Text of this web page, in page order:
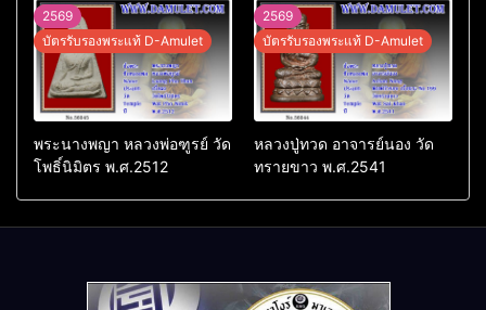
2569
บัตรรับรองพระแท้ D-Amulet
พระนางพญา หลวงพ่อฑูรย์ วัด
โพธิ์นิมิตร พ.ศ.2512
2569
บัตรรับรองพระแท้ D-Amulet
หลวงปู่ทวด อาจารย์นอง วัด
ทรายขาว พ.ศ.2541